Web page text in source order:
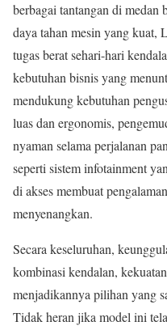
berbagai tantangan di medan
daya tahan mesin yang kuat,
tugas berat sehari-hari
kebutuhan bisnis yang
mendukung kebutuhan
luas dan ergonomis,
nyaman selama perjalanan
seperti sistem infotainment
di akses membuat
menyenangkan.
Secara keseluruhan,
kombinasi kendalan,
menjadikannya pilihan yang
Tidak heran jika model ini